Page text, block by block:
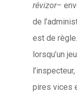
révizor–
de
est de
lorsqu’un
pires vices